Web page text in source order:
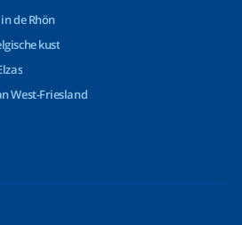
de Rhön
kust
West-Friesland